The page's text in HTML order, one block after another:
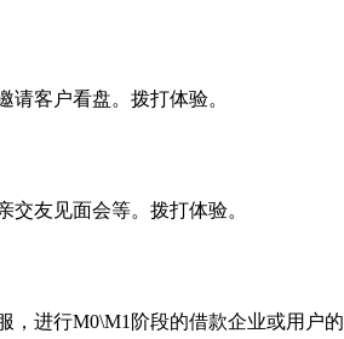
请客户看盘。拨打体验。
交友见面会等。拨打体验。
，进行M0\M1阶段的借款企业或用户的